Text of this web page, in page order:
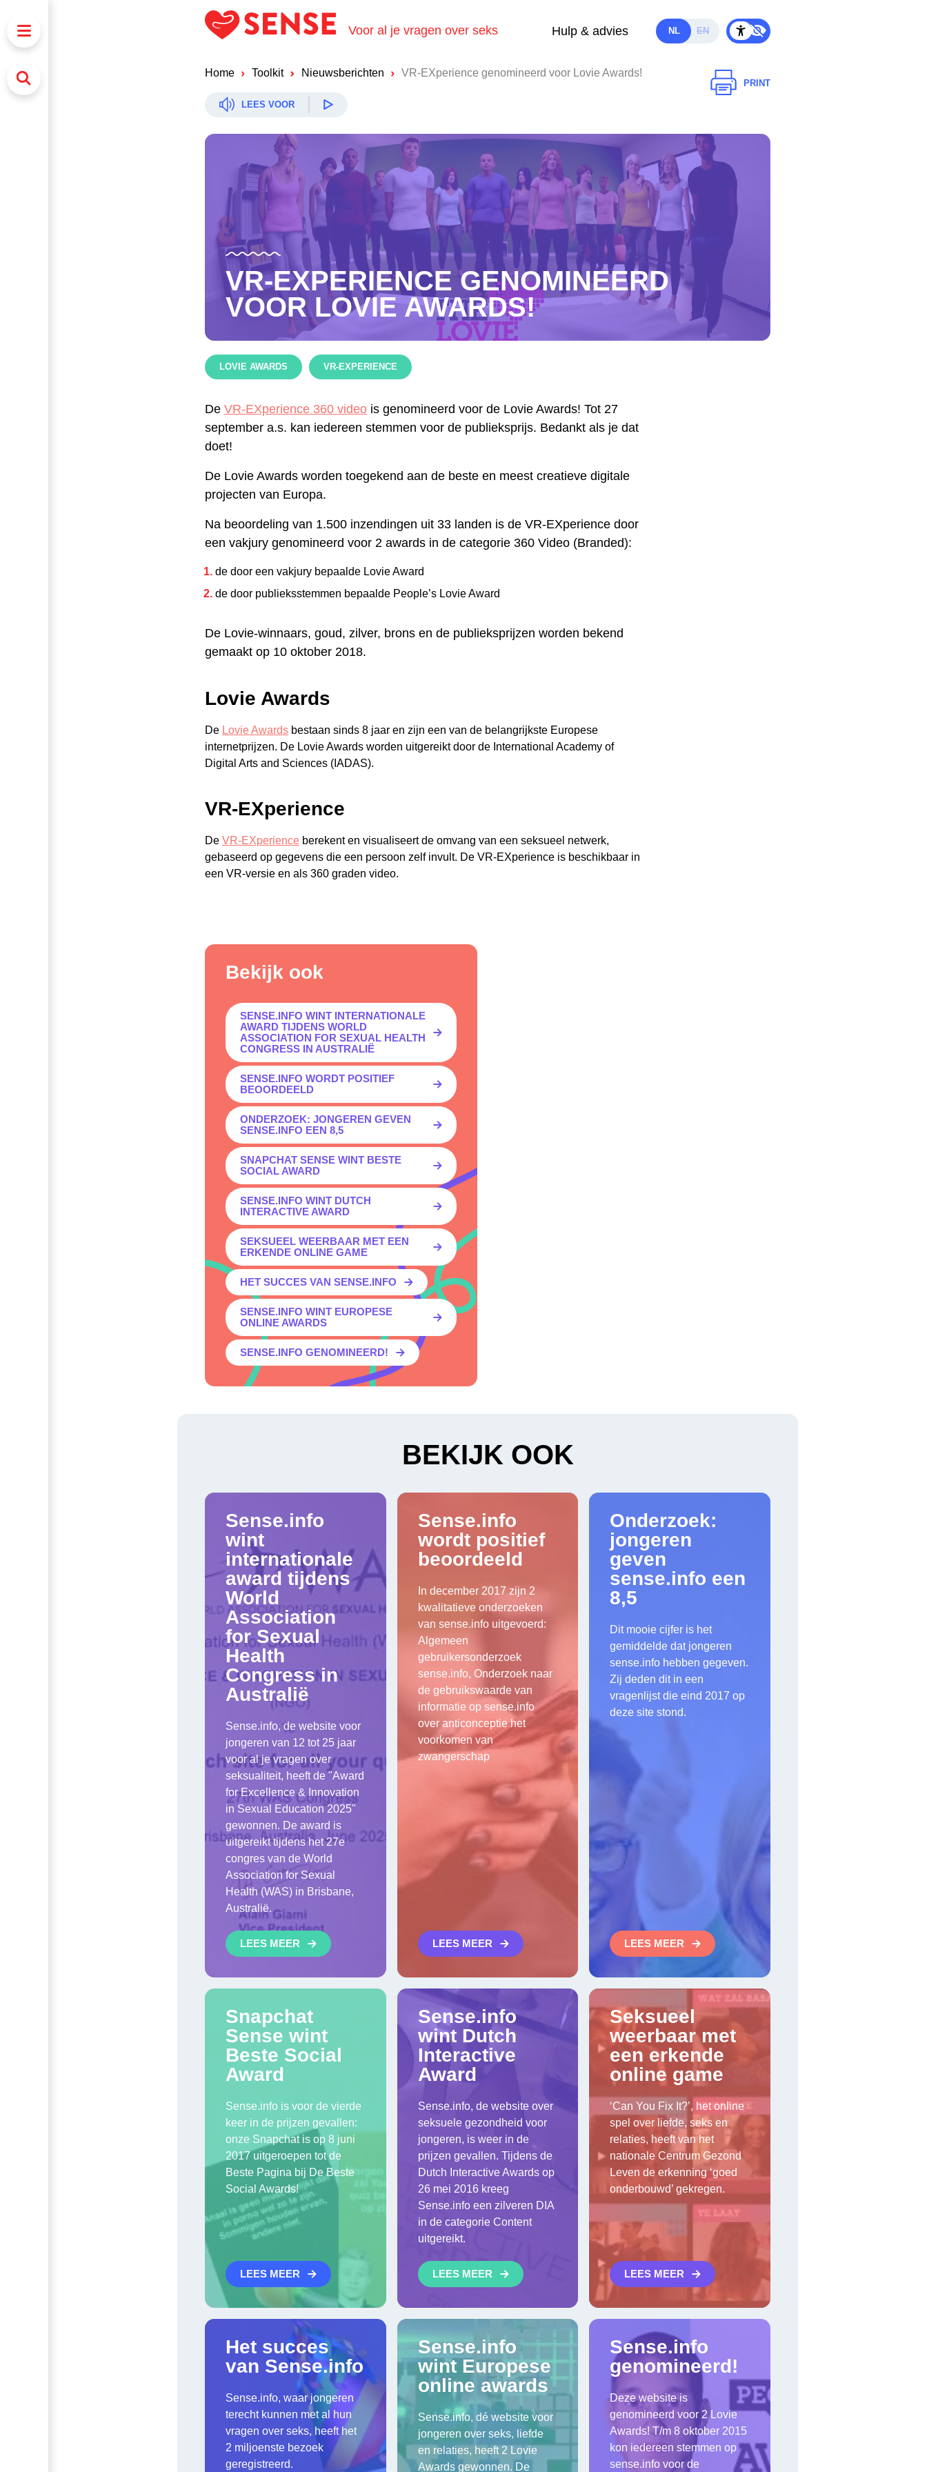
Voor al je vragen over seks Hulp & advies NL EN
Home Toolkit Nieuwsberichten VR-EXperience genomineerd voor Lovie Awards!
LEES VOOR
PRINT
VR-EXPERIENCE GENOMINEERD
VOOR LOVIE AWARDS!
LOVIE AWARDS VR-EXPERIENCE
De VR-EXperience 360 video is genomineerd voor de Lovie Awards! Tot 27
september a.s. kan iedereen stemmen voor de publieksprijs. Bedankt als je dat
doet!
De Lovie Awards worden toegekend aan de beste en meest creatieve digitale
projecten van Europa.
Na beoordeling van 1.500 inzendingen uit 33 landen is de VR-EXperience door
een vakjury genomineerd voor 2 awards in de categorie 360 Video (Branded):
de door een vakjury bepaalde Lovie Award
de door publieksstemmen bepaalde People’s Lovie Award
De Lovie-winnaars, goud, zilver, brons en de publieksprijzen worden bekend
gemaakt op 10 oktober 2018.
Lovie Awards
De Lovie Awards bestaan sinds 8 jaar en zijn een van de belangrijkste Europese
internetprijzen. De Lovie Awards worden uitgereikt door de International Academy of
Digital Arts and Sciences (IADAS).
VR-EXperience
De VR-EXperience berekent en visualiseert de omvang van een seksueel netwerk,
gebaseerd op gegevens die een persoon zelf invult. De VR-EXperience is beschikbaar in
een VR-versie en als 360 graden video.
Bekijk ook
SENSE.INFO WINT INTERNATIONALE
AWARD TIJDENS WORLD
ASSOCIATION FOR SEXUAL HEALTH
CONGRESS IN AUSTRALIË
SENSE.INFO WORDT POSITIEF
BEOORDEELD
ONDERZOEK: JONGEREN GEVEN
SENSE.INFO EEN 8,5
SNAPCHAT SENSE WINT BESTE
SOCIAL AWARD
SENSE.INFO WINT DUTCH
INTERACTIVE AWARD
SEKSUEEL WEERBAAR MET EEN
ERKENDE ONLINE GAME
HET SUCCES VAN SENSE.INFO
SENSE.INFO WINT EUROPESE
ONLINE AWARDS
SENSE.INFO GENOMINEERD!
BEKIJK OOK
Sense.info
wint
internationale
award tijdens
World
Association
for Sexual
Health
Congress in
Australië
Sense.info, de website voor
jongeren van 12 tot 25 jaar
voor al je vragen over
seksualiteit, heeft de "Award
for Excellence & Innovation
in Sexual Education 2025"
gewonnen. De award is
uitgereikt tijdens het 27e
congres van de World
Association for Sexual
Health (WAS) in Brisbane,
Australië.
LEES MEER
Sense.info
wordt positief
beoordeeld
In december 2017 zijn 2
kwalitatieve onderzoeken
van sense.info uitgevoerd:
Algemeen
gebruikersonderzoek
sense.info, Onderzoek naar
de gebruikswaarde van
informatie op sense.info
over anticonceptie het
voorkomen van
zwangerschap
LEES MEER
Onderzoek:
jongeren
geven
sense.info een
8,5
Dit mooie cijfer is het
gemiddelde dat jongeren
sense.info hebben gegeven.
Zij deden dit in een
vragenlijst die eind 2017 op
deze site stond.
LEES MEER
Snapchat
Sense wint
Beste Social
Award
Sense.info is voor de vierde
keer in de prijzen gevallen:
onze Snapchat is op 8 juni
2017 uitgeroepen tot de
Beste Pagina bij De Beste
Social Awards!
LEES MEER
Sense.info
wint Dutch
Interactive
Award
Sense.info, de website over
seksuele gezondheid voor
jongeren, is weer in de
prijzen gevallen. Tijdens de
Dutch Interactive Awards op
26 mei 2016 kreeg
Sense.info een zilveren DIA
in de categorie Content
uitgereikt.
LEES MEER
Seksueel
weerbaar met
een erkende
online game
‘Can You Fix It?’, het online
spel over liefde, seks en
relaties, heeft van het
nationale Centrum Gezond
Leven de erkenning ‘goed
onderbouwd’ gekregen.
LEES MEER
Het succes
van Sense.info
Sense.info, waar jongeren
terecht kunnen met al hun
vragen over seks, heeft het
2 miljoenste bezoek
geregistreerd.
Sense.info
wint Europese
online awards
Sense.info, dé website voor
jongeren over seks, liefde
en relaties, heeft 2 Lovie
Awards gewonnen. De
Sense.info
genomineerd!
Deze website is
genomineerd voor 2 Lovie
Awards! T/m 8 oktober 2015
kon iedereen stemmen op
sense.info voor de